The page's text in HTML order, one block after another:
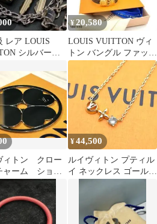
レア LOUIS
シルバー南
¥20,580
LOUIS VUITTON ヴィ
トン バングル ファッス
ンユアLV モノグラム
ィトン クロー
ャーム ショッ
¥44,500
ルイヴィトン プティル
イ ネックレス ゴールド